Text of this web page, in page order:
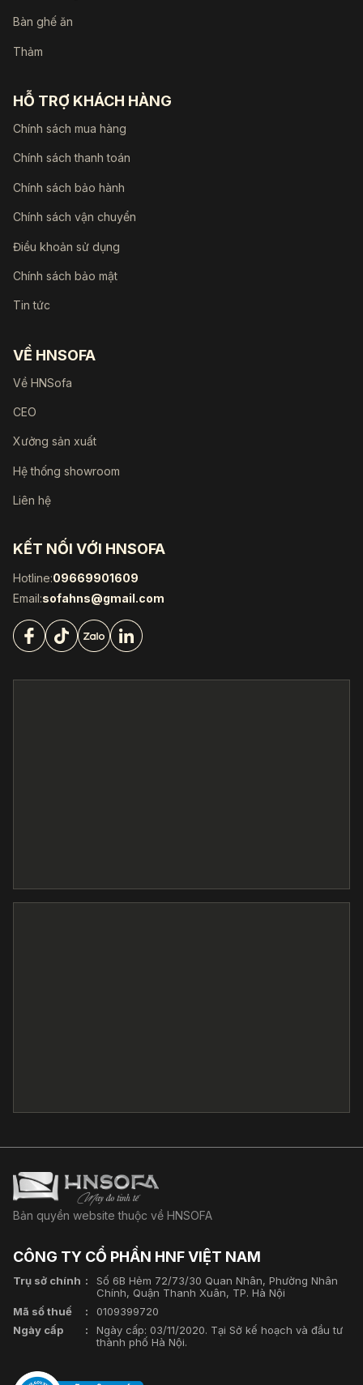
Bàn ghế ăn
Thảm
HỖ TRỢ KHÁCH HÀNG
Chính sách mua hàng
Chính sách thanh toán
Chính sách bảo hành
Chính sách vận chuyển
Điều khoản sử dụng
Chính sách bảo mật
Tin tức
VỀ HNSOFA
Về HNSofa
CEO
Xưởng sản xuất
Hệ thống showroom
Liên hệ
KẾT NỐI VỚI HNSOFA
Hotline:09669901609
Email:sofahns@gmail.com
Bản quyền website thuộc về HNSOFA
CÔNG TY CỔ PHẦN HNF VIỆT NAM
Trụ sở chính
Số 6B Hẻm 72/73/30 Quan Nhân, Phường Nhân
Chính, Quận Thanh Xuân, TP. Hà Nội
Mã số thuế
0109399720
Ngày cấp
Ngày cấp: 03/11/2020. Tại Sở kế hoạch và đầu tư
thành phố Hà Nội.